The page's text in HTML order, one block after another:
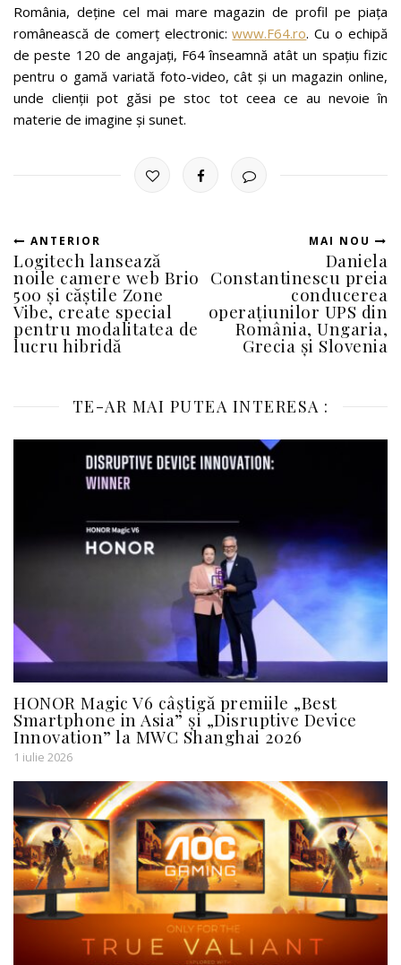
România, deține cel mai mare magazin de profil pe piața
românească de comerț electronic:www.F64.ro. Cu o echipă
de peste 120 de angajați, F64 înseamnă atât un spațiu fizic
pentru o gamă variată foto-video, cât și un magazin online,
unde clienții pot găsi pe stoc tot ceea ce au nevoie în
materie de imagine și sunet.
ANTERIOR
Logitech lansează
noile camere web Brio
500 și căștile Zone
Vibe, create special
pentru modalitatea de
lucru hibridă
MAI NOU
Daniela
Constantinescu preia
conducerea
operațiunilor UPS din
România, Ungaria,
Grecia și Slovenia
TE-AR MAI PUTEA INTERESA :
HONOR Magic V6 câștigă premiile „Best
Smartphone in Asia” și „Disruptive Device
Innovation” la MWC Shanghai 2026
1 iulie 2026